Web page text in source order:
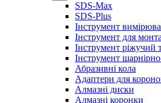
SDS-Max
SDS-Plus
Інструмент
Інструмент для
Інструмент ріжучий
Інструмент
Абразивні кола
Адаптери для
Алмазні диски
Алмазні коронки